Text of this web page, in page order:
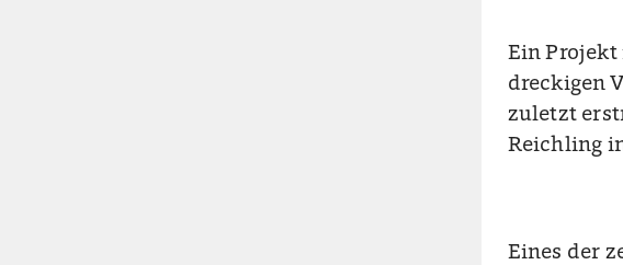
Ein
dreckigen
zuletzt
Reichling
Eines der